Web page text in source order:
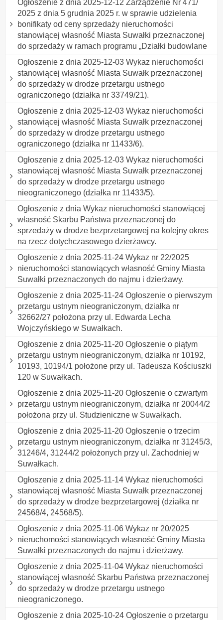
Ogłoszenie z dnia 2025-12-12 Zarządzenie Nr 471/
2025 z dnia 5 grudnia 2025 r. w sprawie udzielenia
bonifikaty od ceny sprzedaży nieruchomości
stanowiącej własność Miasta Suwałki przeznaczonej
do sprzedaży w ramach programu „Działki budowlane
Ogłoszenie z dnia 2025-12-03 Wykaz nieruchomości
stanowiącej własność Miasta Suwałk przeznaczonej
do sprzedaży w drodze przetargu ustnego
ograniczonego (działka nr 33749/21).
Ogłoszenie z dnia 2025-12-03 Wykaz nieruchomości
stanowiącej własność Miasta Suwałk przeznaczonej
do sprzedaży w drodze przetargu ustnego
ograniczonego (działka nr 11433/6).
Ogłoszenie z dnia 2025-12-03 Wykaz nieruchomości
stanowiącej własność Miasta Suwałk przeznaczonej
do sprzedaży w drodze przetargu ustnego
nieograniczonego (działka nr 11433/5).
Ogłoszenie z dnia Wykaz nieruchomości stanowiącej
własność Skarbu Państwa przeznaczonej do
sprzedaży w drodze bezprzetargowej na kolejny okres
na rzecz dotychczasowego dzierżawcy.
Ogłoszenie z dnia 2025-11-24 Wykaz nr 22/2025
nieruchomości stanowiących własność Gminy Miasta
Suwałki przeznaczonych do najmu i dzierżawy.
Ogłoszenie z dnia 2025-11-24 Ogłoszenie o pierwszym
przetargu ustnym nieograniczonym, działka nr
32662/27 położona przy ul. Edwarda Lecha
Wojczyńskiego w Suwałkach.
Ogłoszenie z dnia 2025-11-20 Ogłoszenie o piątym
przetargu ustnym nieograniczonym, działka nr 10192,
10193, 10194/1 położone przy ul. Tadeusza Kościuszki
120 w Suwałkach.
Ogłoszenie z dnia 2025-11-20 Ogłoszenie o czwartym
przetargu ustnym nieograniczonym, działka nr 20044/2
położona przy ul. Studzieniczne w Suwałkach.
Ogłoszenie z dnia 2025-11-20 Ogłoszenie o trzecim
przetargu ustnym nieograniczonym, działka nr 31245/3,
31246/4, 31244/2 położonych przy ul. Zachodniej w
Suwałkach.
Ogłoszenie z dnia 2025-11-14 Wykaz nieruchomości
stanowiącej własność Miasta Suwałk przeznaczonej
do sprzedaży w drodze bezprzetargowej (działka nr
24568/4, 24568/5).
Ogłoszenie z dnia 2025-11-06 Wykaz nr 20/2025
nieruchomości stanowiących własność Gminy Miasta
Suwałki przeznaczonych do najmu i dzierżawy.
Ogłoszenie z dnia 2025-11-04 Wykaz nieruchomości
stanowiącej własność Skarbu Państwa przeznaczonej
do sprzedaży w drodze przetargu ustnego
nieograniczonego.
Ogłoszenie z dnia 2025-10-24 Ogłoszenie o przetargu